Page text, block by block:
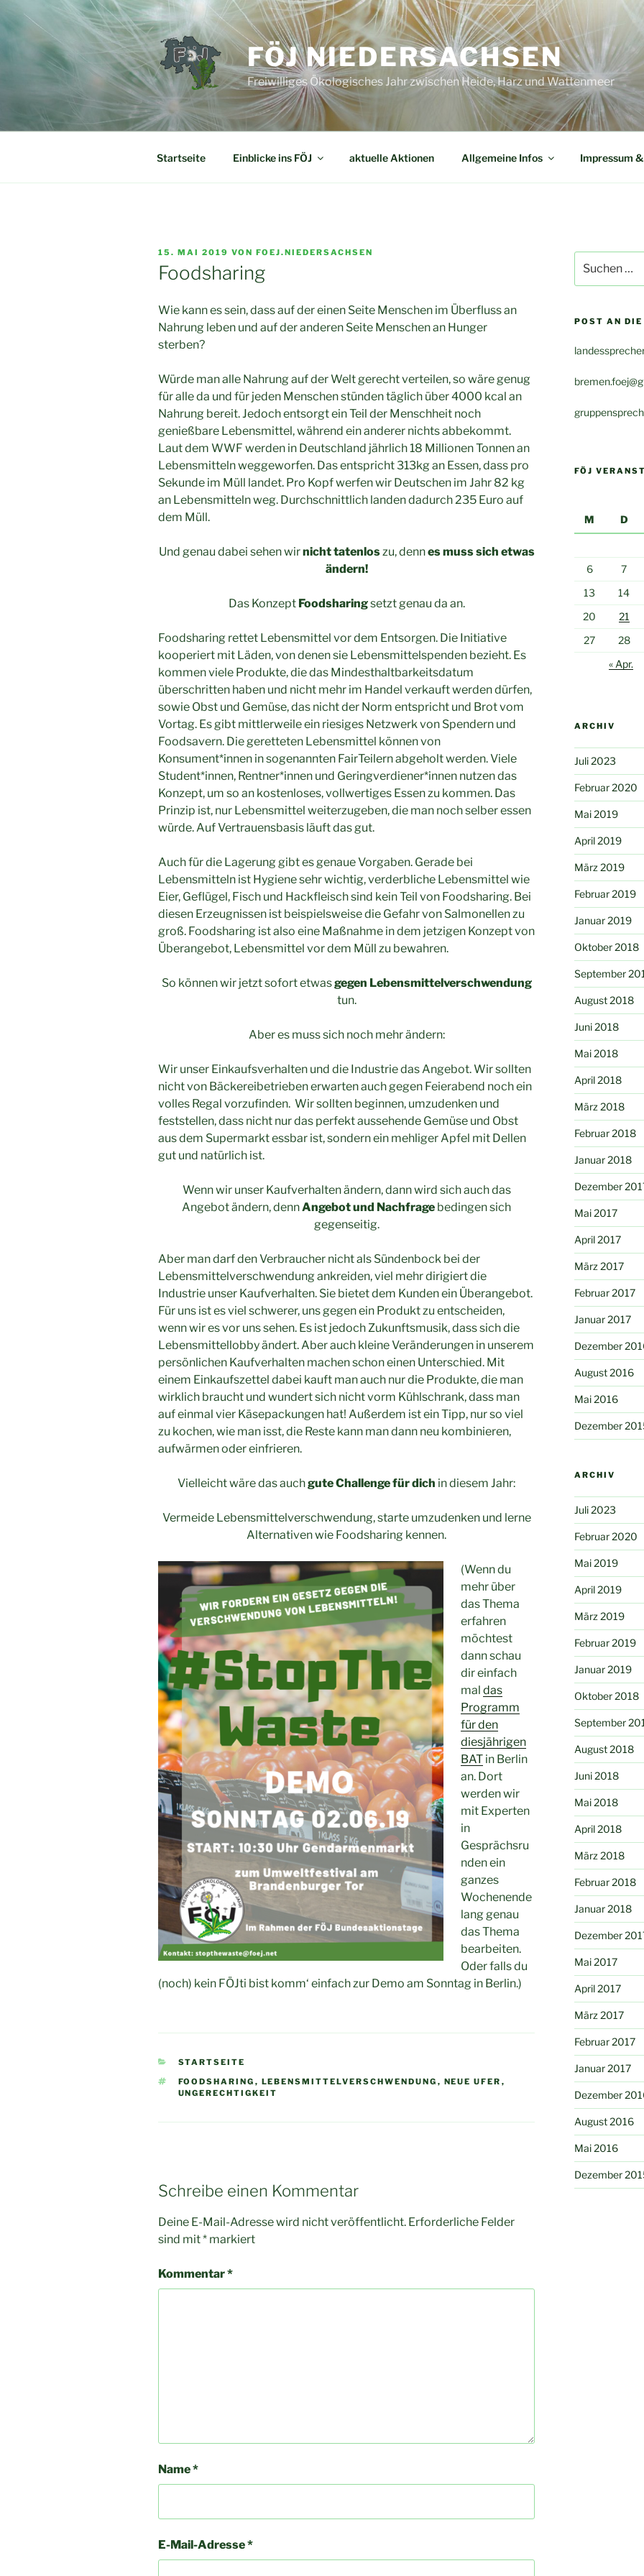
springen
FÖJ NIEDERSACHSEN
Freiwilliges Ökologisches Jahr zwischen Heide, Harz und Wattenmeer
Startseite Einblicke ins FÖJ aktuelle Aktionen Allgemeine Infos Impressum
VERÖFFENTLICHT
AM
15. MAI 2019 VON FOEJ.NIEDERSACHSEN
Foodsharing
Wie kann es sein, dass auf der einen Seite Menschen im Überfluss an
Nahrung leben und auf der anderen Seite Menschen an Hunger
sterben?
Würde man alle Nahrung auf der Welt gerecht verteilen, so wäre genug
für alle da und für jeden Menschen stünden täglich über 4000 kcal an
Nahrung bereit. Jedoch entsorgt ein Teil der Menschheit noch
genießbare Lebensmittel, während ein anderer nichts abbekommt.
Laut dem WWF werden in Deutschland jährlich 18 Millionen Tonnen an
Lebensmitteln weggeworfen. Das entspricht 313kg an Essen, dass pro
Sekunde im Müll landet. Pro Kopf werfen wir Deutschen im Jahr 82 kg
an Lebensmitteln weg. Durchschnittlich landen dadurch 235 Euro auf
dem Müll.
Und genau dabei sehen wirnicht tatenloszu, dennes muss sich etwas
ändern!
Das Konzept Foodsharingsetzt genau da an.
Foodsharing rettet Lebensmittel vor dem Entsorgen. Die Initiative
kooperiert mit Läden, von denen sie Lebensmittelspenden bezieht. Es
kommen viele Produkte, die das Mindesthaltbarkeitsdatum
überschritten haben und nicht mehr im Handel verkauft werden dürfen,
sowie Obst und Gemüse, das nicht der Norm entspricht und Brot vom
Vortag. Es gibt mittlerweile ein riesiges Netzwerk von Spendern und
Foodsavern. Die geretteten Lebensmittel können von
Konsument*innen in sogenannten FairTeilern abgeholt werden. Viele
Student*innen, Rentner*innen und Geringverdiener*innen nutzen das
Konzept, um so an kostenloses, vollwertiges Essen zu kommen. Das
Prinzip ist, nur Lebensmittel weiterzugeben, die man noch selber essen
würde. Auf Vertrauensbasis läuft das gut.
Auch für die Lagerung gibt es genaue Vorgaben. Gerade bei
Lebensmitteln ist Hygiene sehr wichtig, verderbliche Lebensmittel wie
Eier, Geflügel, Fisch und Hackfleisch sind kein Teil von Foodsharing. Bei
diesen Erzeugnissen ist beispielsweise die Gefahr von Salmonellen zu
groß. Foodsharing ist also eine Maßnahme in dem jetzigen Konzept von
Überangebot, Lebensmittel vor dem Müll zu bewahren.
So können wir jetzt sofort etwasgegen Lebensmittelverschwendung
tun.
Aber es muss sich noch mehr ändern:
Wir unser Einkaufsverhalten und die Industrie das Angebot. Wir sollten
nicht von Bäckereibetrieben erwarten auch gegen Feierabend noch ein
volles Regal vorzufinden. Wir sollten beginnen, umzudenken und
feststellen, dass nicht nur das perfekt aussehende Gemüse und Obst
aus dem Supermarkt essbar ist, sondern ein mehliger Apfel mit Dellen
gut und natürlich ist.
Wenn wir unser Kaufverhalten ändern, dann wird sich auch das
Angebot ändern, dennAngebot und Nachfrage bedingen sich
gegenseitig.
Aber man darf den Verbraucher nicht als Sündenbock bei der
Lebensmittelverschwendung ankreiden, viel mehr dirigiert die
Industrie unser Kaufverhalten. Sie bietet dem Kunden ein Überangebot.
Für uns ist es viel schwerer, uns gegen ein Produkt zu entscheiden,
wenn wir es vor uns sehen. Es ist jedoch Zukunftsmusik, dass sich die
Lebensmittellobby ändert. Aber auch kleine Veränderungen in unserem
persönlichen Kaufverhalten machen schon einen Unterschied. Mit
einem Einkaufszettel dabei kauft man auch nur die Produkte, die man
wirklich braucht und wundert sich nicht vorm Kühlschrank, dass man
auf einmal vier Käsepackungen hat! Außerdem ist ein Tipp, nur so viel
zu kochen, wie man isst, die Reste kann man dann neu kombinieren,
aufwärmen oder einfrieren.
Vielleicht wäre das auchgute Challenge für dich in diesem Jahr:
Vermeide Lebensmittelverschwendung, starte umzudenken und lerne
Alternativen wie Foodsharing kennen.
(Wenn du
mehr über
das Thema
erfahren
möchtest
dann schau
dir einfach
mal das
Programm
für den
diesjährigen
BAT in Berlin
an. Dort
werden wir
mit Experten
in
Gesprächsru
nden ein
ganzes
Wochenende
lang genau
das Thema
bearbeiten.
Oder falls du
(noch) kein FÖJti bist komm‘ einfach zur Demo am Sonntag in Berlin.)
KATEGORIEN
STARTSEITE
SCHLAGWÖRTER
FOODSHARING , LEBENSMITTELVERSCHWENDUNG , NEUE UFER ,
UNGERECHTIGKEIT
Schreibe einen Kommentar
Deine E-Mail-Adresse wird nicht veröffentlicht. Erforderliche Felder
sind mit* markiert
Kommentar*
Name*
E-Mail-Adresse*
nach:
POST AN
FÖJ
M D
6
7
13
14
20
21
27
28
« Apr.
ARCHIV
Juli 2023
Februar 2020
Mai 2019
April 2019
März 2019
Februar 2019
Januar 2019
Oktober 2018
September
August 2018
Juni 2018
Mai 2018
April 2018
März 2018
Februar 2018
Januar 2018
Dezember
Mai 2017
April 2017
März 2017
Februar 2017
Januar 2017
Dezember
August 2016
Mai 2016
Dezember
ARCHIV
Juli 2023
Februar 2020
Mai 2019
April 2019
März 2019
Februar 2019
Januar 2019
Oktober 2018
September
August 2018
Juni 2018
Mai 2018
April 2018
März 2018
Februar 2018
Januar 2018
Dezember
Mai 2017
April 2017
März 2017
Februar 2017
Januar 2017
Dezember
August 2016
Mai 2016
Dezember